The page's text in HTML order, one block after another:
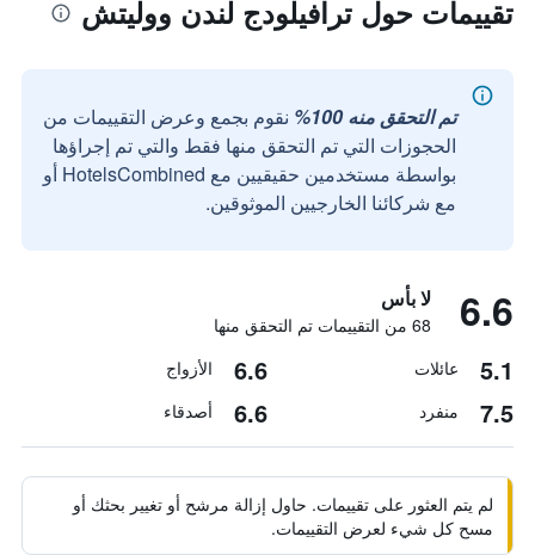
تقييمات حول ترافيلودج لندن ووليتش
تم التحقق منه 100%
نقوم بجمع وعرض التقييمات من
الحجوزات التي تم التحقق منها فقط والتي تم إجراؤها
بواسطة مستخدمين حقيقيين مع HotelsCombined أو
مع شركائنا الخارجيين الموثوقين.
6.6 لا بأس
68 من التقييمات تم التحقق منها
5.1 عائلات 6.6 الأزواج
7.5 منفرد 6.6 أصدقاء
لم يتم العثور على تقييمات. حاول إزالة مرشح أو تغيير بحثك أو
مسح كل شيء لعرض التقييمات.